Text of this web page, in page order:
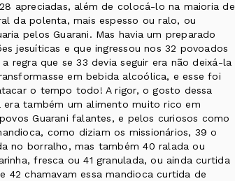
apreciadas, além de colocá-lo na maioria de
da polenta, mais espesso ou ralo, ou
pelos Guarani. Mas havia um preparado
jesuíticas e que ingressou nos 32 povoados
regra que se 33 devia seguir era não deixá-la
em bebida alcoólica, e esse foi
o tempo todo! A rigor, o gosto dessa
também um alimento muito rico em
Guarani falantes, e pelos curiosos como
como diziam os missionários, 39 o
no borralho, mas também 40 ralada ou
fresca ou 41 granulada, ou ainda curtida
42 chamavam essa mandioca curtida de